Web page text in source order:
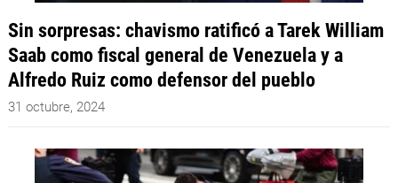
Sin sorpresas: chavismo ratificó a Tarek William
Saab como fiscal general de Venezuela y a
Alfredo Ruiz como defensor del pueblo
31 octubre, 2024